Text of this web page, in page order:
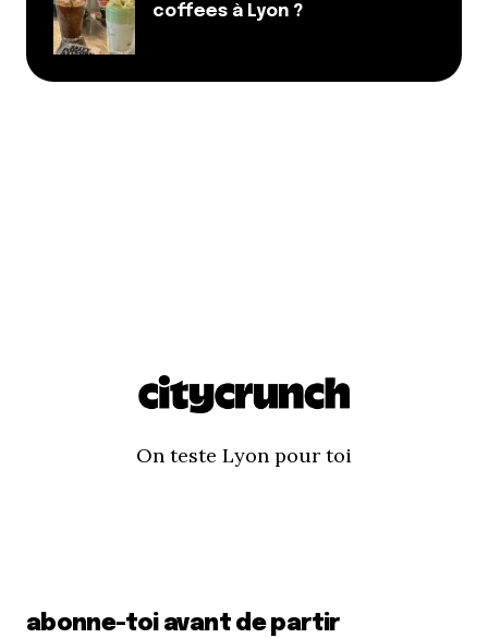
coffees à Lyon ?
On teste Lyon pour toi
abonne-toi avant de partir